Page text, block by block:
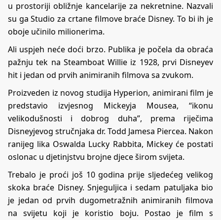
u prostoriji obližnje kancelarije za nekretnine. Nazvali
su ga Studio za crtane filmove braće Disney. To bi ih je
oboje učinilo milionerima.
Ali uspjeh neće doći brzo. Publika je počela da obraća
pažnju tek na Steamboat Willie iz 1928, prvi Disneyev
hit i jedan od prvih animiranih filmova sa zvukom.
Proizveden iz novog studija Hyperion, animirani film je
predstavio izvjesnog Mickeyja Mousea, “ikonu
velikodušnosti i dobrog duha”, prema riječima
Disneyjevog stručnjaka dr. Todd Jamesa Piercea. Nakon
ranijeg lika Oswalda Lucky Rabbita, Mickey će postati
oslonac u djetinjstvu brojne djece širom svijeta.
Trebalo je proći još 10 godina prije sljedećeg velikog
skoka braće Disney. Snjeguljica i sedam patuljaka bio
je jedan od prvih dugometražnih animiranih filmova
na svijetu koji je koristio boju. Postao je film s